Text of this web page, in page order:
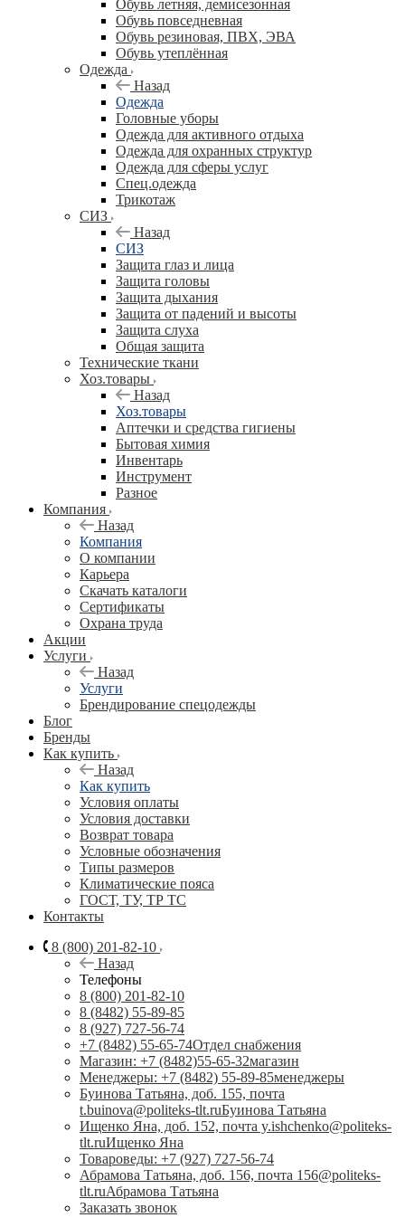
Обувь летняя, демисезонная
Обувь повседневная
Обувь резиновая, ПВХ, ЭВА
Обувь утеплённая
Одежда
Назад
Одежда
Головные уборы
Одежда для активного отдыха
Одежда для охранных структур
Одежда для сферы услуг
Спец.одежда
Трикотаж
СИЗ
Назад
СИЗ
Защита глаз и лица
Защита головы
Защита дыхания
Защита от падений и высоты
Защита слуха
Общая защита
Технические ткани
Хоз.товары
Назад
Хоз.товары
Аптечки и средства гигиены
Бытовая химия
Инвентарь
Инструмент
Разное
Компания
Назад
Компания
О компании
Карьера
Cкачать каталоги
Сертификаты
Охрана труда
Акции
Услуги
Назад
Услуги
Брендирование спецодежды
Блог
Бренды
Как купить
Назад
Как купить
Условия оплаты
Условия доставки
Возврат товара
Условные обозначения
Типы размеров
Климатические пояса
ГОСТ, ТУ, ТР ТС
Контакты
8 (800) 201-82-10
Назад
Телефоны
8 (800) 201-82-10
8 (8482) 55-89-85
8 (927) 727-56-74
+7 (8482) 55-65-74Отдел снабжения
Магазин: +7 (8482)55-65-32магазин
Менеджеры: +7 (8482) 55-89-85менеджеры
Буинова Татьяна, доб. 155, почта
t.buinova@politeks-tlt.ruБуинова Татьяна
Ищенко Яна, доб. 152, почта y.ishchenko@politeks-
tlt.ruИщенко Яна
Товароведы: +7 (927) 727-56-74
Абрамова Татьяна, доб. 156, почта 156@politeks-
tlt.ruАбрамова Татьяна
Заказать звонок